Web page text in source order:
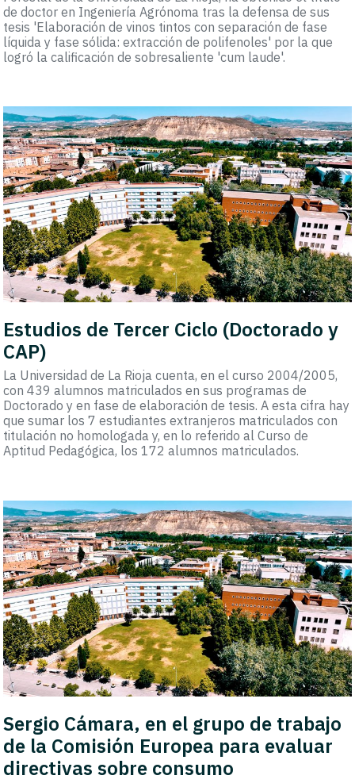
de doctor en Ingeniería Agrónoma tras la defensa de sus
tesis 'Elaboración de vinos tintos con separación de fase
líquida y fase sólida: extracción de polifenoles' por la que
logró la calificación de sobresaliente 'cum laude'.
Estudios de Tercer Ciclo (Doctorado y
CAP)
La Universidad de La Rioja cuenta, en el curso 2004/2005,
con 439 alumnos matriculados en sus programas de
Doctorado y en fase de elaboración de tesis. A esta cifra hay
que sumar los 7 estudiantes extranjeros matriculados con
titulación no homologada y, en lo referido al Curso de
Aptitud Pedagógica, los 172 alumnos matriculados.
Sergio Cámara, en el grupo de trabajo
de la Comisión Europea para evaluar
directivas sobre consumo